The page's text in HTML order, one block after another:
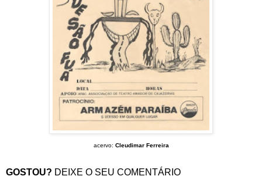
acervo: Cleudimar Ferreira
GOSTOU? DEIXE O SEU COMENTÁRIO